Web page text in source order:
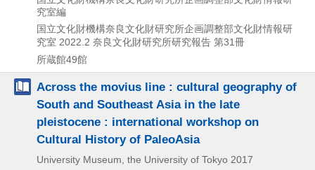
究室編
国立文化財機構奈良文化財研究所企画調整部文化財情報研
究室 2022.2 奈良文化財研究所研究報告 第31冊
所蔵館49館
Across the movius line : cultural geography of
South and Southeast Asia in the late
pleistocene : international workshop on
Cultural History of PaleoAsia
University Museum, the University of Tokyo 2017